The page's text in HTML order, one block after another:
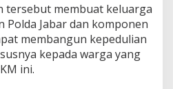
tersebut membuat keluarga
Polda Jabar dan komponen
membangun kepedulian
kepada warga yang
ini.